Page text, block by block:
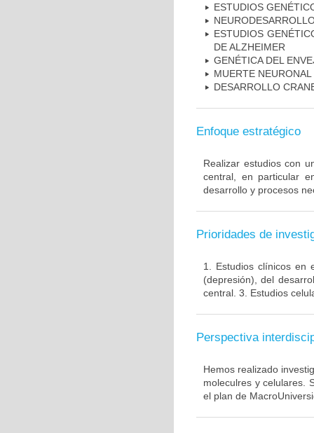
ESTUDIOS
ESTUDIOS
DE ALZHEIMER
GENÉTICA DEL
MUERTE
DESARROLLO
Enfoque estratégico
Realizar estudios con
central, en particular
desarrollo y procesos
Prioridades de
1. Estudios clínicos en
(depresión), del
central. 3. Estudios
Perspectiva
Hemos realizado
moleculres y celulares.
el plan de